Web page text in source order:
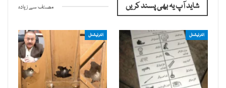
شاید آپ یہ بھی پسند کریں مصنف سے زیادہ
انٹرنیشنل انٹرنیشنل